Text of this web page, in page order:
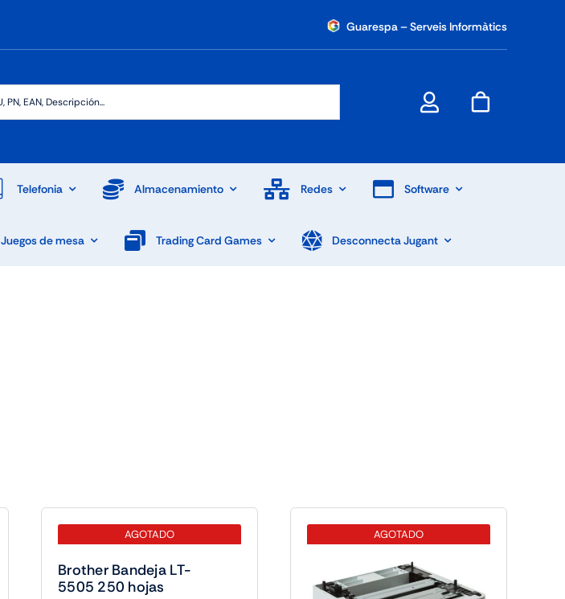
Guarespa – Serveis Informàtics
Telefonia Almacenamiento Redes Software
Juegos de mesa Trading Card Games Desconnecta Jugant
AGOTADO
Brother Bandeja LT-
5505 250 hojas
AGOTADO